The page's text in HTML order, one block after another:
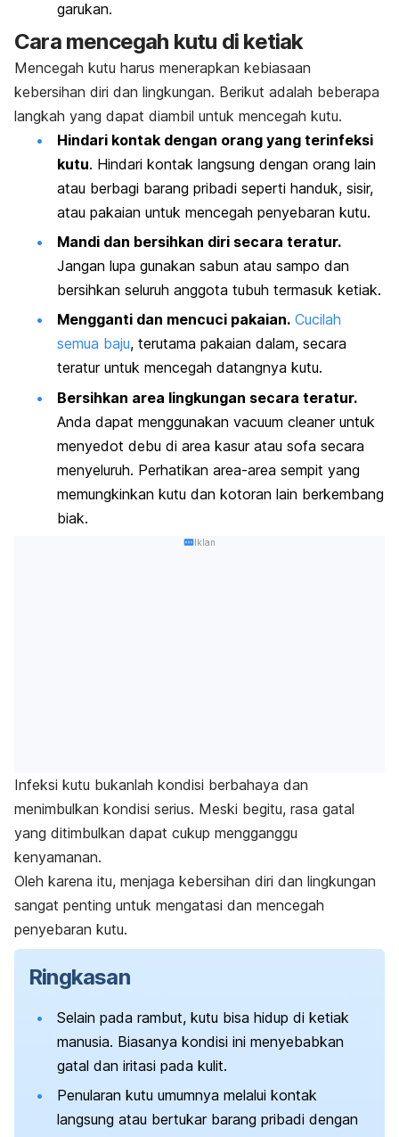
garukan.
Cara mencegah kutu di ketiak
Mencegah kutu harus menerapkan kebiasaan
kebersihan diri dan lingkungan. Berikut adalah beberapa
langkah yang dapat diambil untuk mencegah kutu.
Hindari kontak dengan orang yang terinfeksi
kutu. Hindari kontak langsung dengan orang lain
atau berbagi barang pribadi seperti handuk, sisir,
atau pakaian untuk mencegah penyebaran kutu.
Mandi dan bersihkan diri secara teratur.
Jangan lupa gunakan sabun atau sampo dan
bersihkan seluruh anggota tubuh termasuk ketiak.
Mengganti dan mencuci pakaian. Cucilah
semua baju, terutama pakaian dalam, secara
teratur untuk mencegah datangnya kutu.
Bersihkan area lingkungan secara teratur.
Anda dapat menggunakan vacuum cleaner untuk
menyedot debu di area kasur atau sofa secara
menyeluruh. Perhatikan area-area sempit yang
memungkinkan kutu dan kotoran lain berkembang
biak.
Iklan
Infeksi kutu bukanlah kondisi berbahaya dan
menimbulkan kondisi serius. Meski begitu, rasa gatal
yang ditimbulkan dapat cukup mengganggu
kenyamanan.
Oleh karena itu, menjaga kebersihan diri dan lingkungan
sangat penting untuk mengatasi dan mencegah
penyebaran kutu.
Ringkasan
Selain pada rambut, kutu bisa hidup di ketiak
manusia. Biasanya kondisi ini menyebabkan
gatal dan iritasi pada kulit.
Penularan kutu umumnya melalui kontak
langsung atau bertukar barang pribadi dengan